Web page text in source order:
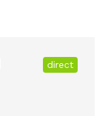
direct